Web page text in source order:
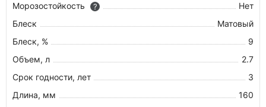
Морозостойкость
?
Нет
Блеск
Матовый
Блеск, %
9
Объем, л
2.7
Срок годности, лет
3
Длина, мм
160